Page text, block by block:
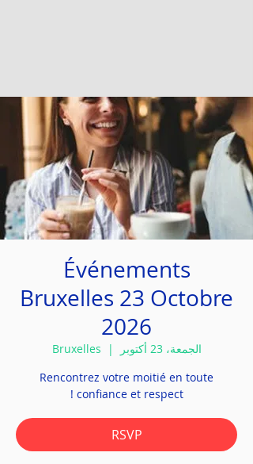
Événements
Bruxelles 23 Octobre
2026
الجمعة، 23 أكتوبر
  |
Bruxelles
Rencontrez votre moitié en toute
confiance et respect !
RSVP